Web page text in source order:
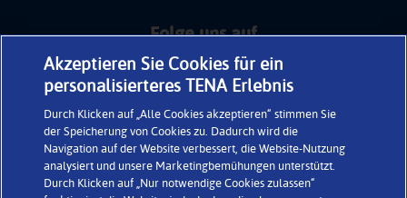
Folge uns auf
Facebook
Women
Facebook Men
Youtube
Women
Youtube Men Instagram Men
Instagram
Akzeptieren Sie Cookies für ein
personalisierteres TENA Erlebnis
Durch Klicken auf „Alle Cookies akzeptieren“ stimmen Sie
der Speicherung von Cookies zu. Dadurch wird die
Navigation auf der Website verbessert, die Website-Nutzung
analysiert und unsere Marketingbemühungen unterstützt.
Durch Klicken auf „Nur notwendige Cookies zulassen“